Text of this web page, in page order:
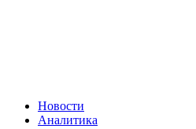
Новости
Аналитика